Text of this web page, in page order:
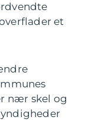
et
nær skel og